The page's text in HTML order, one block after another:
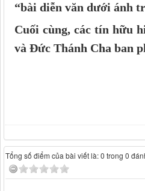
“bài diễn văn dưới ánh
Cuối cùng, các tín hữu
và Đức Thánh Cha ban
Tổng số điểm của bài viết là: 0 trong 0